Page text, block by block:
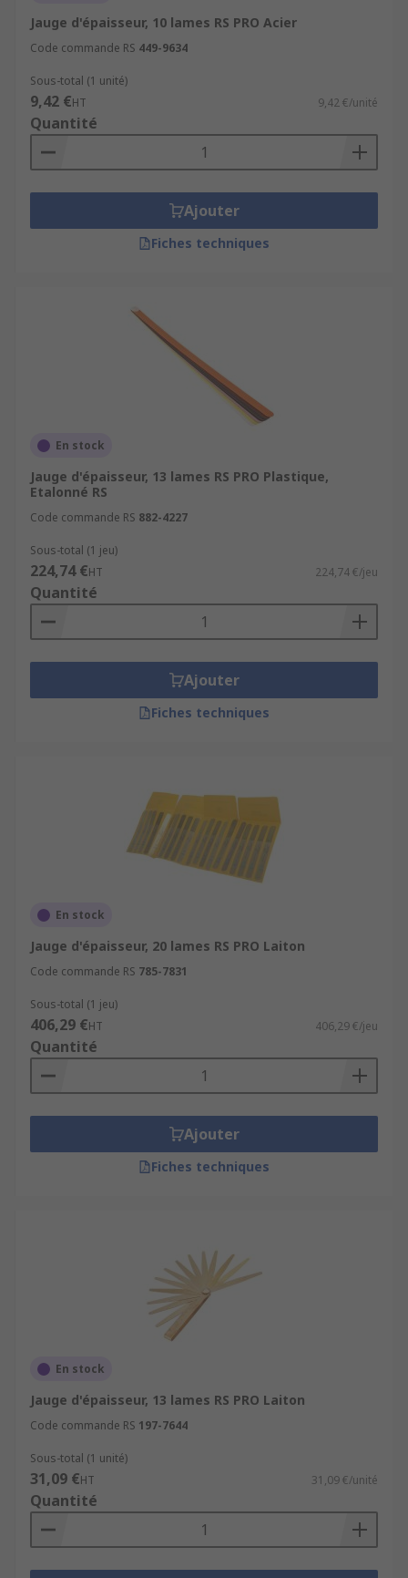
Jauge d'épaisseur, 10 lames RS PRO Acier
Code commande RS 449-9634
Sous-total (1 unité)
9,42 €HT 9,42 €/unité
Quantité
Ajouter
Fiches techniques
En stock
Jauge d'épaisseur, 13 lames RS PRO Plastique,
Etalonné RS
Code commande RS 882-4227
Sous-total (1 jeu)
224,74 €HT 224,74 €/jeu
Quantité
Ajouter
Fiches techniques
En stock
Jauge d'épaisseur, 20 lames RS PRO Laiton
Code commande RS 785-7831
Sous-total (1 jeu)
406,29 €HT 406,29 €/jeu
Quantité
Ajouter
Fiches techniques
En stock
Jauge d'épaisseur, 13 lames RS PRO Laiton
Code commande RS 197-7644
Sous-total (1 unité)
31,09 €HT 31,09 €/unité
Quantité